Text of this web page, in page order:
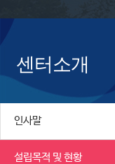
센터소개
인사말
설립목적 및 현황